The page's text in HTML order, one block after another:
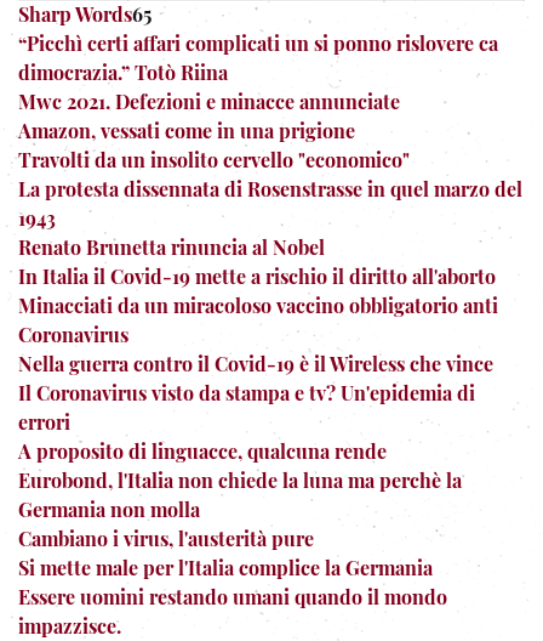
Sharp Words65
“Picchì certi affari complicati un si ponno rislovere ca
dimocrazia.” Totò Riina
Mwc 2021. Defezioni e minacce annunciate
Amazon, vessati come in una prigione
Travolti da un insolito cervello "economico"
La protesta dissennata di Rosenstrasse in quel marzo del
1943
Renato Brunetta rinuncia al Nobel
In Italia il Covid-19 mette a rischio il diritto all'aborto
Minacciati da un miracoloso vaccino obbligatorio anti
Coronavirus
Nella guerra contro il Covid-19 è il Wireless che vince
Il Coronavirus visto da stampa e tv? Un'epidemia di
errori
A proposito di linguacce, qualcuna rende
Eurobond, l'Italia non chiede la luna ma perchè la
Germania non molla
Cambiano i virus, l'austerità pure
Si mette male per l'Italia complice la Germania
Essere uomini restando umani quando il mondo
impazzisce.